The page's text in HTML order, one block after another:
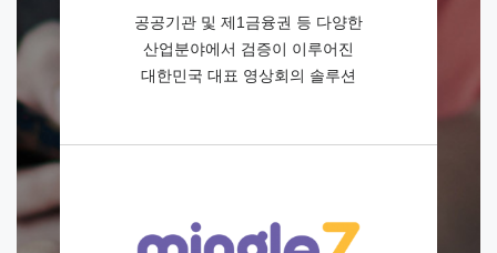
공공기관 및 제1금융권 등 다양한
산업분야에서 검증이 이루어진
대한민국 대표 영상회의 솔루션